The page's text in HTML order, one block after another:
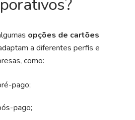
opções de cartões
a diferentes perfis e
como:
pago;
pago;